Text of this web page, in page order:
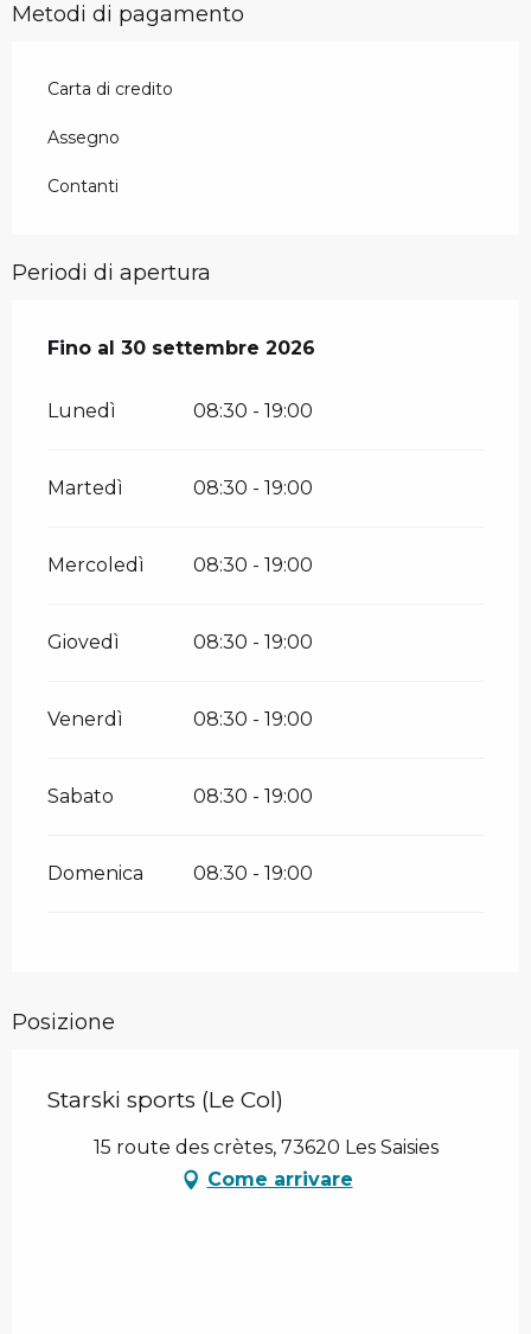
Metodi di pagamento
Carta di credito
Assegno
Contanti
Periodi di apertura
Dal14 giugno 2026al30 settembre 2026
Fino al 30 settembre 2026
Lunedì 08:30 - 19:00
Martedì 08:30 - 19:00
Mercoledì 08:30 - 19:00
Giovedì 08:30 - 19:00
Venerdì 08:30 - 19:00
Sabato 08:30 - 19:00
Domenica 08:30 - 19:00
Posizione
Starski sports (Le Col)
15 route des crètes, 73620 Les Saisies
Come arrivare